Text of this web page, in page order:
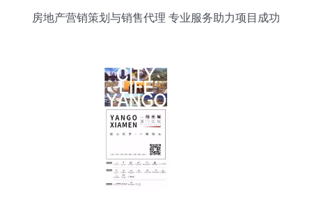
房地产营销策划与销售代理 专业服务助力项目成功